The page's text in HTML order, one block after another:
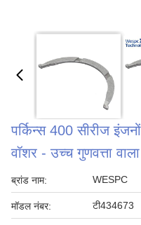
पर्किन्स 400 सीरीज
वॉशर - उच्च गुणवत्ता
ब्रांड नाम: WESPC
मॉडल नंबर: टी434673